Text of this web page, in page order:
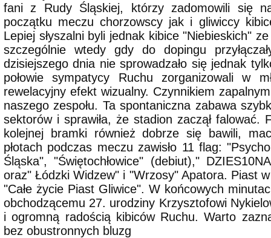
fani z Rudy Śląskiej, którzy zadomowili się
początku meczu chorzowscy jak i gliwiccy
Lepiej słyszalni byli jednak kibice "Niebieskich"
szczególnie wtedy gdy do dopingu
dzisiejszego dnia nie sprowadzało się jednak
połowie sympatycy Ruchu zorganizowali w
rewelacyjny efekt wizualny. Czynnikiem
naszego zespołu. Ta spontaniczna zabawa
sektorów i sprawiła, że stadion zaczął
kolejnej bramki również dobrze się bawili,
płotach podczas meczu zawisło 11 flag:
Śląska", "Świętochłowice" (debiut),"
oraz" Łódzki Widzew" i "Wrzosy" Apatora. Piast
"Całe życie Piast Gliwice". W końcowych
obchodzącemu 27. urodziny Krzysztofowi
i ogromną radością kibiców Ruchu. Warto
bez obustronnych bluzg